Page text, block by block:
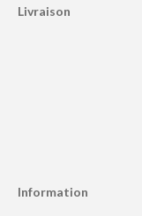
Livraison
Information